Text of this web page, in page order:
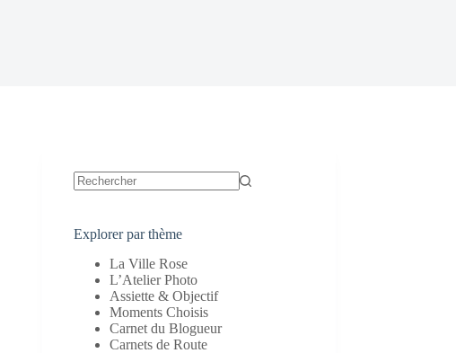
Explorer par thème
La Ville Rose
L’Atelier Photo
Assiette & Objectif
Moments Choisis
Carnet du Blogueur
Carnets de Route